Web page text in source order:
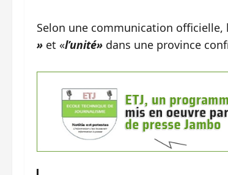
Selon une communication officielle,
» et «l’unité» dans une province